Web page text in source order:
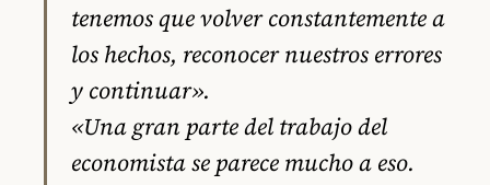
tenemos que volver constantemente a
los hechos, reconocer nuestros errores
y continuar».
«Una gran parte del trabajo del
economista se parece mucho a eso.